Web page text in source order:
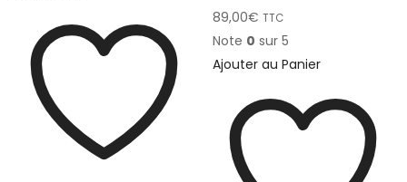
89,00€ TTC
Note 0 sur 5
Ajouter au Panier